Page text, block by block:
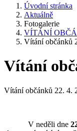
Úvodní stránka
Aktuálně
Fotogalerie
VÍTÁNÍ
Vítání občánků
Vítání
Vítání občánků 22. 4.
V neděli dne